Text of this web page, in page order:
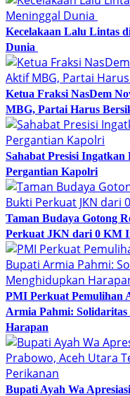
Kecelakaan Lalu Lintas
Dunia
Ketua Fraksi NasDem
MBG, Partai Harus
Sahabat Presisi
Pergantian Kapolri
Taman Budaya Gotong
Perkuat JKN dari 0 KM
PMI Perkuat Pemulihan
Armia Pahmi:
Harapan
Bupati Ayah Wa